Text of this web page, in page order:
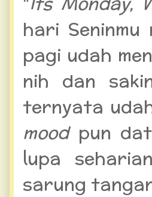
hari
pagi udah
nih dan
ternyata
moodpun
lupa
sarung